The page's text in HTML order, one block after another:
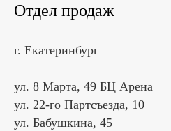
Отдел продаж
г. Екатеринбург
ул. 8 Марта, 49 БЦ Арена
ул. 22-го Партсъезда, 10
ул. Бабушкина, 45